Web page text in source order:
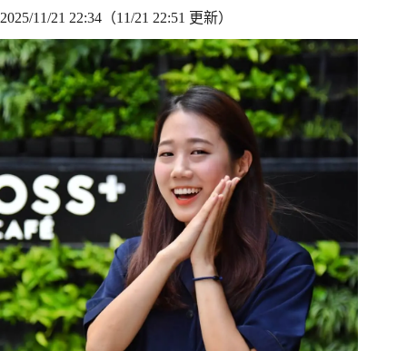
2025/11/21 22:34（11/21 22:51 更新）